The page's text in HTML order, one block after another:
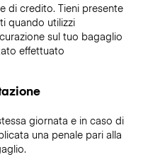
di credito. Tieni presente
quando utilizzi
sul tuo bagaglio
effettuato
giornata e in caso di
una penale pari alla